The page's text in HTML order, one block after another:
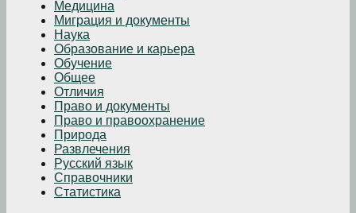
Медицина
Миграция и документы
Наука
Образование и карьера
Обучение
Общее
Отличия
Право и документы
Право и правоохранение
Природа
Развлечения
Русский язык
Справочники
Статистика